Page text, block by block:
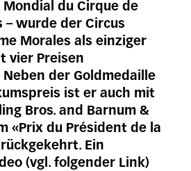
Mondial du Cirque de
– wurde der Circus
Morales als einziger
vier Preisen
der Goldmedaille
ist er auch mit
Bros. and Barnum &
«Prix du Président de la
Ein
(vgl. folgender Link)